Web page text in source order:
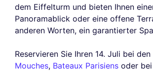
dem Eiffelturm und bieten Ihnen
Panoramablick oder eine offene
anderen Worten, ein garantierter
Reservieren Sie Ihren 14. Juli bei den
Mouches, Bateaux Parisiens oder